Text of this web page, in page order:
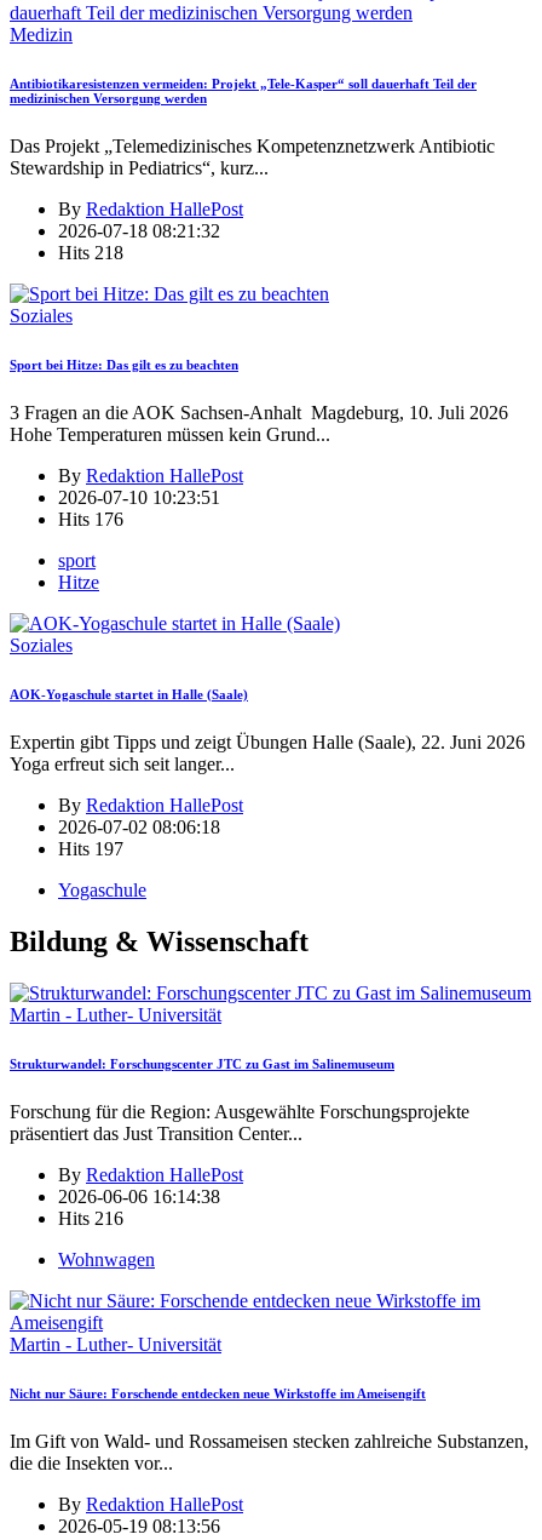
Medizin
Antibiotikaresistenzen vermeiden: Projekt „Tele-Kasper“ soll dauerhaft Teil der
medizinischen Versorgung werden
Das Projekt „Telemedizinisches Kompetenznetzwerk Antibiotic
Stewardship in Pediatrics“, kurz...
By Redaktion HallePost
2026-07-18 08:21:32
Hits 218
Soziales
Sport bei Hitze: Das gilt es zu beachten
3 Fragen an die AOK Sachsen-Anhalt Magdeburg, 10. Juli 2026
Hohe Temperaturen müssen kein Grund...
By Redaktion HallePost
2026-07-10 10:23:51
Hits 176
sport
Hitze
Soziales
AOK-Yogaschule startet in Halle (Saale)
Expertin gibt Tipps und zeigt Übungen Halle (Saale), 22. Juni 2026
Yoga erfreut sich seit langer...
By Redaktion HallePost
2026-07-02 08:06:18
Hits 197
Yogaschule
Bildung & Wissenschaft
Martin - Luther- Universität
Strukturwandel: Forschungscenter JTC zu Gast im Salinemuseum
Forschung für die Region: Ausgewählte Forschungsprojekte
präsentiert das Just Transition Center...
By Redaktion HallePost
2026-06-06 16:14:38
Hits 216
Wohnwagen
Martin - Luther- Universität
Nicht nur Säure: Forschende entdecken neue Wirkstoffe im Ameisengift
Im Gift von Wald- und Rossameisen stecken zahlreiche Substanzen,
die die Insekten vor...
By Redaktion HallePost
2026-05-19 08:13:56